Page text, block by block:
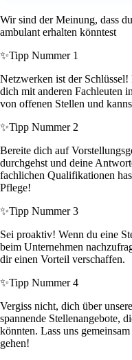
Wir sind der Meinung, dass
ambulant erhalten könntest
✨Tipp Nummer 1
Netzwerken ist der
dich mit anderen Fachleuten
von offenen Stellen und
✨Tipp Nummer 2
Bereite dich auf
durchgehst und deine
fachlichen Qualifikationen
Pflege!
✨Tipp Nummer 3
Sei proaktiv! Wenn du eine
beim Unternehmen
dir einen Vorteil verschaffen.
✨Tipp Nummer 4
Vergiss nicht, dich über
spannende Stellenangebote,
könnten. Lass uns
gehen!